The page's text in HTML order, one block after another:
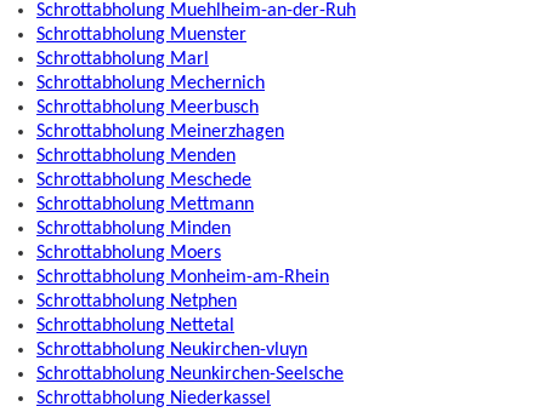
Schrottabholung Muehlheim-an-der-Ruh
Schrottabholung Muenster
Schrottabholung Marl
Schrottabholung Mechernich
Schrottabholung Meerbusch
Schrottabholung Meinerzhagen
Schrottabholung Menden
Schrottabholung Meschede
Schrottabholung Mettmann
Schrottabholung Minden
Schrottabholung Moers
Schrottabholung Monheim-am-Rhein
Schrottabholung Netphen
Schrottabholung Nettetal
Schrottabholung Neukirchen-vluyn
Schrottabholung Neunkirchen-Seelsche
Schrottabholung Niederkassel